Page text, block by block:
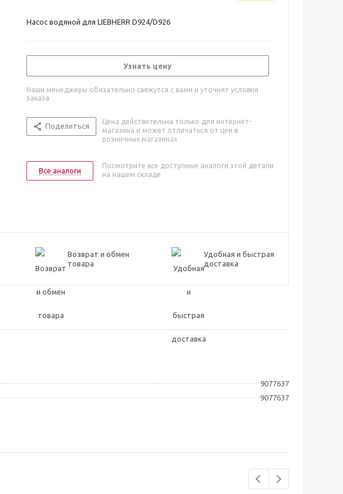
Насос водяной для LIEBHERR D924/D926
Узнать цену
Наши менеджеры обязательно свяжутся с вами и уточнят условия
заказа
Поделиться
Цена действительна только для интернет-
магазина и может отличаться от цен в
розничных магазинах
Все аналоги
Посмотрите все доступные аналоги этой детали
на нашем складе
Возврат и обмен
товара
Удобная и быстрая
доставка
9077637
9077637